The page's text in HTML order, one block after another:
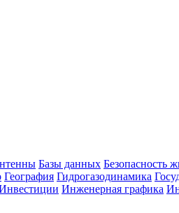
Базы данных Безопасность
География Гидрогазодинамика
Инженерная графика